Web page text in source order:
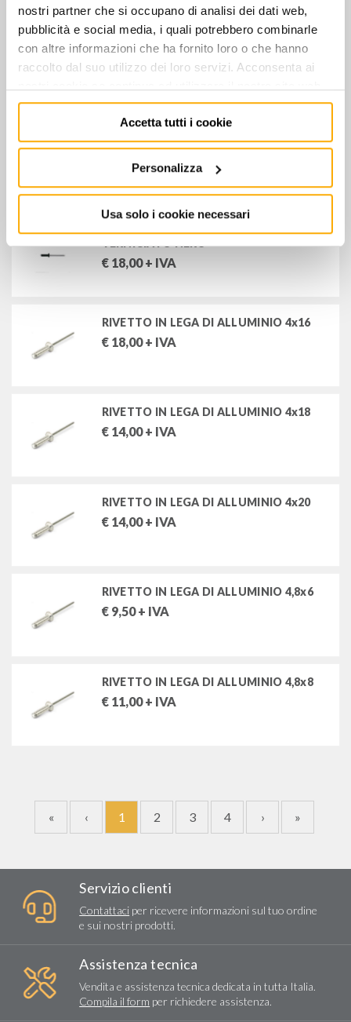
nostri partner che si occupano di analisi dei dati web,
pubblicità e social media, i quali potrebbero combinarle
con altre informazioni che ha fornito loro o che hanno
raccolto dal suo utilizzo dei loro servizi. Acconsenta ai
Accetta tutti i cookie
Personalizza
Usa solo i cookie necessari
RIVETTO IN LEGA DI ALLUMINIO 4x10
€9,50+ IVA
RIVETTO IN LEGA DI ALLUMINIO 4x14
CON CHIODO
16,00+ IVA
RIVETTO IN LEGA ALLUMINIO 4x14
VERNICIATO NERO
€ 18,00+ IVA
RIVETTO IN LEGA DI ALLUMINIO 4x16
€ 18,00+ IVA
RIVETTO IN LEGA DI ALLUMINIO 4x18
€ 14,00+ IVA
RIVETTO IN LEGA DI ALLUMINIO 4x20
€ 14,00+ IVA
RIVETTO IN LEGA DI ALLUMINIO 4,8x6
€ 9,50+ IVA
RIVETTO IN LEGA DI ALLUMINIO 4,8x8
€ 11,00+ IVA
« ‹ 1 2 3 4 › »
Servizio clienti
Contattaci per ricevere informazioni sul tuo ordine
e sui nostri prodotti.
Assistenza tecnica
Vendita e assistenza tecnica dedicata in tutta Italia.
Compila il form per richiedere assistenza.